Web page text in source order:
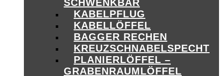
SCHWENKBAR
KABELPFLUG
KABELLÖFFEL
BAGGER RECHEN
KREUZSCHNABELSPECHT
PLANIERLÖFFEL –
GRABENRAUMLÖFFEL